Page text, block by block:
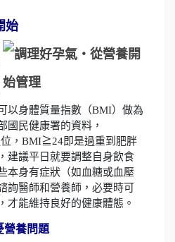
始
以身體質量指數（BMI）做為
國民健康署的資料，
，BMI≧24即是過重到肥胖
建議平日就要調整自身飲食
本身有症狀（如血糖或血壓
詢醫師和營養師，必要時可
才能維持良好的健康體態。
營養問題